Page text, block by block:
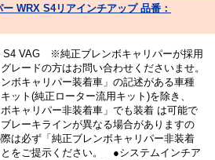
WRX S4リアインチアップ 品番：
S4 VAG ※純正ブレンボキャリパーが採用
レードの方はお問い合わせくださいませ。
ボキャリパー装着車」の記述がある車種
ット(純正ローター流用キット)を除き、
ボキャリパー非装着車」でも装着 は可能で
レーキラインが異なる場合がありますの
は必ず「純正ブレンボキャリパー非装着
をご提示ください。 ●システムインチア